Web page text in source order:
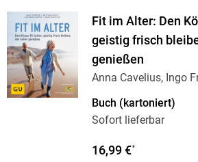
Fit im Alter: Den
geistig frisch
genießen
Anna Cavelius, Ingo
Pantel,
Buch (kartoniert)
Sofort lieferbar
16,99 €*